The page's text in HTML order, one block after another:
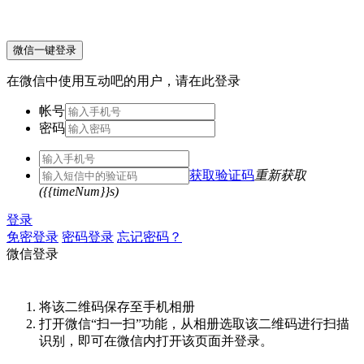
微信一键登录
在微信中使用互动吧的用户，请在此登录
帐号
密码
获取验证码重新获取
({{timeNum}}s)
登录
免密登录 密码登录 忘记密码？
微信登录
将该二维码保存至手机相册
打开微信“扫一扫”功能，从相册选取该二维码进行扫描
识别，即可在微信内打开该页面并登录。